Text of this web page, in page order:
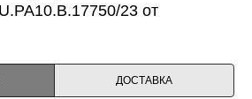
23 от
ДОСТАВКА